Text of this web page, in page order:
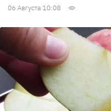
06 Августа 10:08